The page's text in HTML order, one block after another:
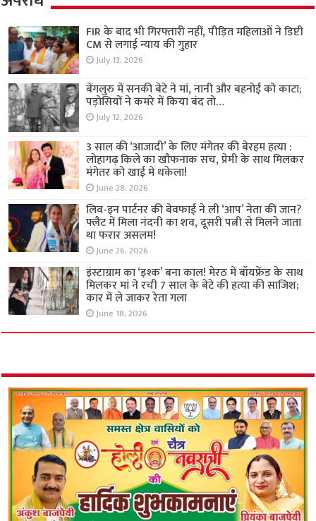
FIR के बाद भी गिरफ्तारी नहीं, पीड़ित महिलाओं ने डिप्टी
CM से लगाई न्याय की गुहार
July 13, 2026
बेंगलुरु में सनकी बेटे ने मां, नानी और बहनोई को काटा;
पड़ोसियों ने कमरे में किया बंद तो…
July 12, 2026
3 साल की ‘आजादी’ के लिए मंगेतर की बेरहम हत्या :
लोहागढ़ किले का खौफनाक सच, प्रेमी के साथ मिलकर
मंगेतर को खाई में धकेला!
June 28, 2026
लिव-इन पार्टनर की बेवफाई ने ली ‘आप’ नेता की जान?
फ्लैट में मिला नंदनी का शव, दूसरी पत्नी से मिलने जाता
था फरार असलम!
June 26, 2026
इंस्टाग्राम का ‘इश्क’ बना काल! मेरठ में बॉयफ्रेंड के साथ
मिलकर मां ने रची 7 साल के बेटे की हत्या की साजिश;
कार में ले जाकर रेता गला
June 18, 2026